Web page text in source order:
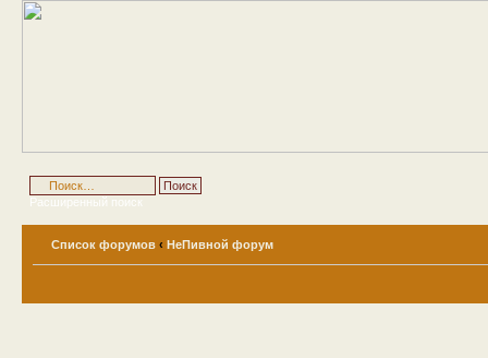
Расширенный поиск
Список форумов ‹ НеПивной форум